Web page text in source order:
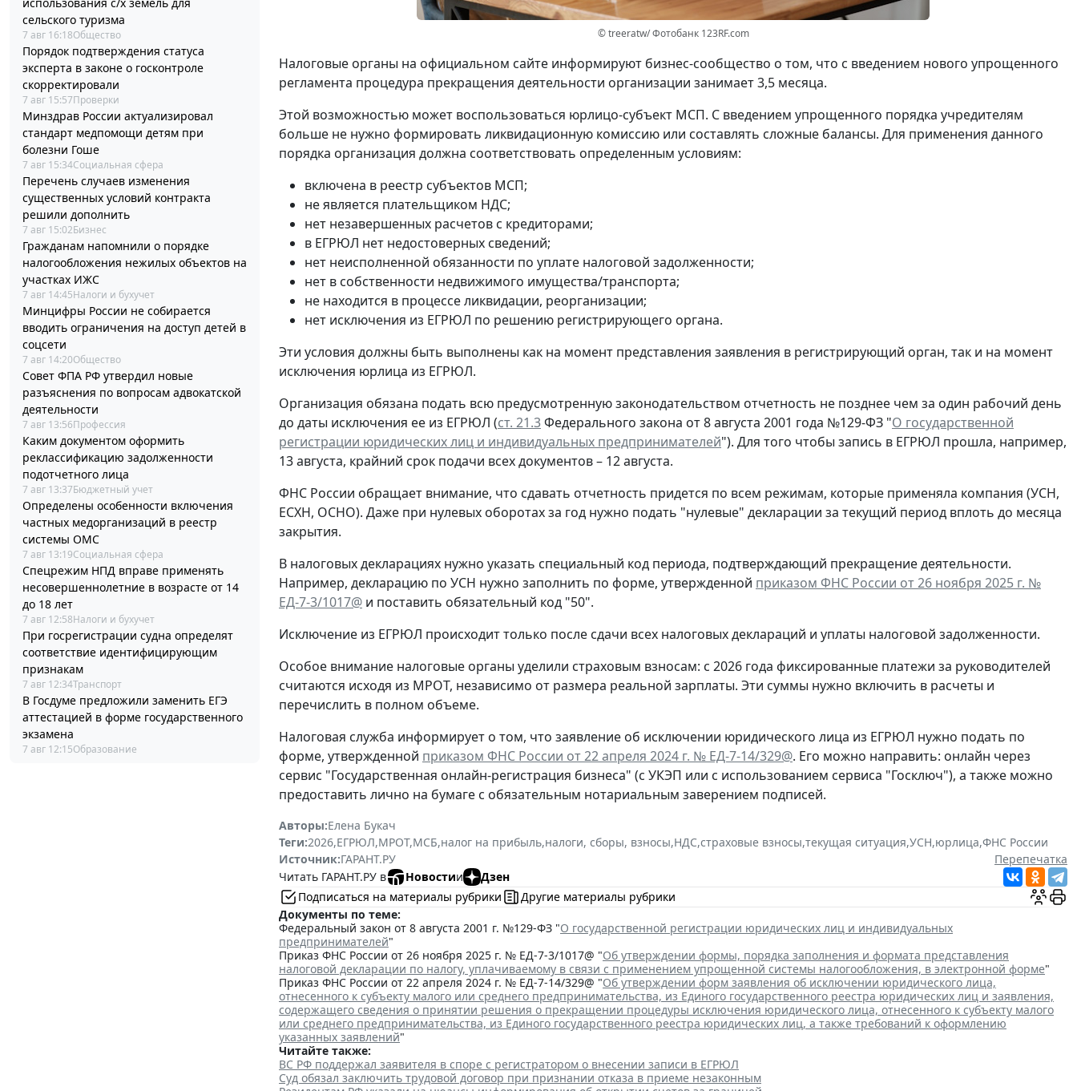
сельского туризма
7 авг 16:18Общество
Порядок подтверждения статуса
эксперта в законе о госконтроле
скорректировали
7 авг 15:57Проверки
Минздрав России актуализировал
стандарт медпомощи детям при
болезни Гоше
7 авг 15:34Социальная сфера
Перечень случаев изменения
существенных условий контракта
решили дополнить
7 авг 15:02Бизнес
Гражданам напомнили о порядке
налогообложения нежилых объектов на
участках ИЖС
7 авг 14:45Налоги и бухучет
Минцифры России не собирается
вводить ограничения на доступ детей в
соцсети
7 авг 14:20Общество
Совет ФПА РФ утвердил новые
разъяснения по вопросам адвокатской
деятельности
7 авг 13:56Профессия
Каким документом оформить
реклассификацию задолженности
подотчетного лица
7 авг 13:37Бюджетный учет
Определены особенности включения
частных медорганизаций в реестр
системы ОМС
7 авг 13:19Социальная сфера
Спецрежим НПД вправе применять
несовершеннолетние в возрасте от 14
до 18 лет
7 авг 12:58Налоги и бухучет
При госрегистрации судна определят
соответствие идентифицирующим
признакам
7 авг 12:34Транспорт
В Госдуме предложили заменить ЕГЭ
аттестацией в форме государственного
экзамена
7 авг 12:15Образование
© treeratw/ Фотобанк 123RF.com
Налоговые органы на официальном сайте информируют бизнес-сообщество о том, что с введением нового упрощенного
регламента процедура прекращения деятельности организации занимает 3,5 месяца.
Этой возможностью может воспользоваться юрлицо-субъект МСП. С введением упрощенного порядка учредителям
больше не нужно формировать ликвидационную комиссию или составлять сложные балансы. Для применения данного
порядка организация должна соответствовать определенным условиям:
включена в реестр субъектов МСП;
не является плательщиком НДС;
нет незавершенных расчетов с кредиторами;
в ЕГРЮЛ нет недостоверных сведений;
нет неисполненной обязанности по уплате налоговой задолженности;
нет в собственности недвижимого имущества/транспорта;
не находится в процессе ликвидации, реорганизации;
нет исключения из ЕГРЮЛ по решению регистрирующего органа.
Эти условия должны быть выполнены как на момент представления заявления в регистрирующий орган, так и на момент
исключения юрлица из ЕГРЮЛ.
Организация обязана подать всю предусмотренную законодательством отчетность не позднее чем за один рабочий день
до даты исключения ее из ЕГРЮЛ (ст. 21.3Федерального закона от 8 августа 2001 года №129-ФЗ "О государственной
регистрации юридических лиц и индивидуальных предпринимателей"). Для того чтобы запись в ЕГРЮЛ прошла, например,
13 августа, крайний срок подачи всех документов – 12 августа.
ФНС России обращает внимание, что сдавать отчетность придется по всем режимам, которые применяла компания (УСН,
ЕСХН, ОСНО). Даже при нулевых оборотах за год нужно подать "нулевые" декларации за текущий период вплоть до месяца
закрытия.
В налоговых декларациях нужно указать специальный код периода, подтверждающий прекращение деятельности.
Например, декларацию по УСН нужно заполнить по форме, утвержденной приказом ФНС России от 26 ноября 2025 г. №
ЕД-7-3/1017@ и поставить обязательный код "50".
Исключение из ЕГРЮЛ происходит только после сдачи всех налоговых деклараций и уплаты налоговой задолженности.
Особое внимание налоговые органы уделили страховым взносам: с 2026 года фиксированные платежи за руководителей
считаются исходя из МРОТ, независимо от размера реальной зарплаты. Эти суммы нужно включить в расчеты и
перечислить в полном объеме.
Налоговая служба информирует о том, что заявление об исключении юридического лица из ЕГРЮЛ нужно подать по
форме, утвержденной приказом ФНС России от 22 апреля 2024 г. № ЕД-7-14/329@. Его можно направить: онлайн через
сервис "Государственная онлайн-регистрация бизнеса" (с УКЭП или с использованием сервиса "Госключ"), а также можно
предоставить лично на бумаге с обязательным нотариальным заверением подписей.
Авторы:Елена Букач
Теги:2026,ЕГРЮЛ,МРОТ,МСБ,налог на прибыль,налоги, сборы, взносы,НДС,страховые взносы,текущая ситуация,УСН,юрлица,ФНС России
Источник:ГАРАНТ.РУ
Перепечатка
Читать ГАРАНТ.РУ в
Новостии
Дзен
Подписаться на материалы рубрики
Другие материалы рубрики
Документы по теме:
Федеральный закон от 8 августа 2001 г. №129-ФЗ "О государственной регистрации юридических лиц и индивидуальных
предпринимателей"
Приказ ФНС России от 26 ноября 2025 г. № ЕД-7-3/1017@ "Об утверждении формы, порядка заполнения и формата представления
налоговой декларации по налогу, уплачиваемому в связи с применением упрощенной системы налогообложения, в электронной форме"
Приказ ФНС России от 22 апреля 2024 г. № ЕД-7-14/329@ "Об утверждении форм заявления об исключении юридического лица,
отнесенного к субъекту малого или среднего предпринимательства, из Единого государственного реестра юридических лиц и заявления,
содержащего сведения о принятии решения о прекращении процедуры исключения юридического лица, отнесенного к субъекту малого
или среднего предпринимательства, из Единого государственного реестра юридических лиц, а также требований к оформлению
указанных заявлений"
Читайте также:
ВС РФ поддержал заявителя в споре с регистратором о внесении записи в ЕГРЮЛ
Суд обязал заключить трудовой договор при признании отказа в приеме незаконным